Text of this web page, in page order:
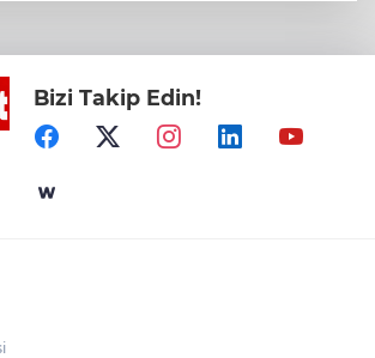
Mirası Muratpaşa’da
Bizi Takip Edin!